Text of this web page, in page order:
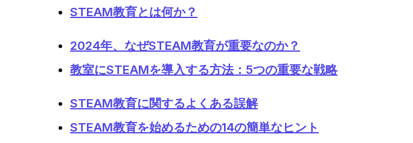
STEAM教育とは何か？
2024年、なぜSTEAM教育が重要なのか？
教室にSTEAMを導入する方法：5つの重要な戦略
STEAM教育に関するよくある誤解
STEAM教育を始めるための14の簡単なヒント